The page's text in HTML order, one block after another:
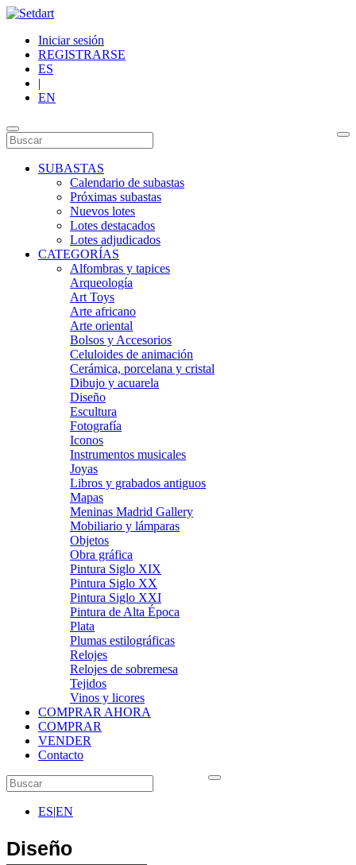
Iniciar sesión
REGISTRARSE
ES
|
EN
SUBASTAS
Calendario de subastas
Próximas subastas
Nuevos lotes
Lotes destacados
Lotes adjudicados
CATEGORÍAS
Alfombras y tapices
Arqueología
Art Toys
Arte africano
Arte oriental
Bolsos y Accesorios
Celuloides de animación
Cerámica, porcelana y cristal
Dibujo y acuarela
Diseño
Escultura
Fotografía
Iconos
Instrumentos musicales
Joyas
Libros y grabados antiguos
Mapas
Meninas Madrid Gallery
Mobiliario y lámparas
Objetos
Obra gráfica
Pintura Siglo XIX
Pintura Siglo XX
Pintura Siglo XXI
Pintura de Alta Época
Plata
Plumas estilográficas
Relojes
Relojes de sobremesa
Tejidos
Vinos y licores
COMPRAR AHORA
COMPRAR
VENDER
Contacto
ES|EN
Diseño